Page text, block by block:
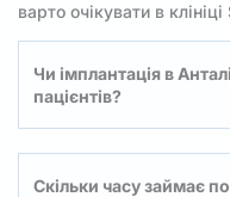
варто очікувати в
Чи імплантація в
пацієнтів?
Скільки часу займає